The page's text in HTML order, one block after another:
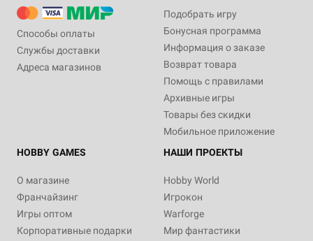
Способы оплаты
Службы доставки
Адреса магазинов
Подобрать игру
Бонусная программа
Информация о заказе
Возврат товара
Помощь с правилами
Архивные игры
Товары без скидки
Мобильное приложение
HOBBY GAMES
О магазине
Франчайзинг
Игры оптом
Корпоративные подарки
НАШИ ПРОЕКТЫ
Hobby World
Игрокон
Warforge
Мир фантастики